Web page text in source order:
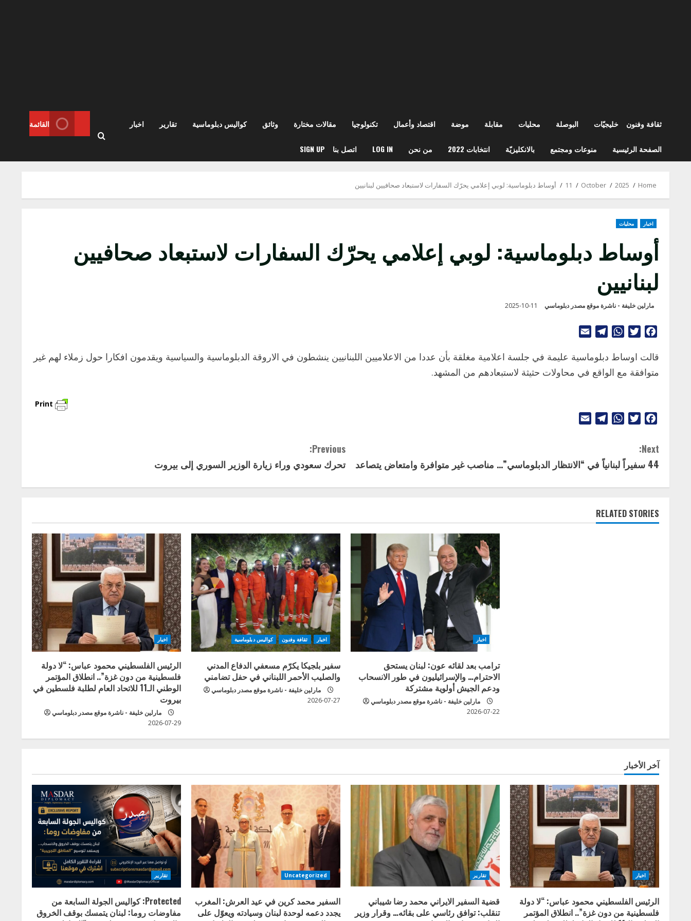
ثقافة وفنون خليجيّات البوصلة محليات مقابلة موضة اقتصاد وأعمال تكنولوجيا مقالات مختارة وثائق كواليس دبلوماسية تقارير اخبار
الصفحة الرئيسية منوعات ومجتمع بالانكليزيّة انتخابات 2022 من نحن LOG IN اتصل بنا SIGN UP
القائمة
Home
2025
October
11 أوساط دبلوماسية: لوبي إعلامي يحرّك السفارات لاستبعاد صحافيين لبنانيين
اخبار محليات
أوساط دبلوماسية: لوبي إعلامي يحرّك السفارات لاستبعاد صحافيين
لبنانيين
مارلين خليفة - ناشرة موقع مصدر دبلوماسي 2025-10-11
Facebook
Twitter
WhatsApp
Telegram
قالت اوساط دبلوماسية عليمة في جلسة اعلامية مغلقة بأن عددا من الاعلاميين اللبنانيين ينشطون في الاروقة الدبلوماسية والسياسية ويقدمون افكارا حول زملاء لهم غير
متوافقة مع الواقع في محاولات حثيثة لاستبعادهم من المشهد.
Facebook
Twitter
WhatsApp
Telegram
C
o
n
t
Previous:
تحرك سعودي وراء زيارة الوزير السوري إلى بيروت
Next:
44 سفيراً لبنانياً في “الانتظار الدبلوماسي”… مناصب غير متوافرة وامتعاض يتصاعد
RELATED STORIES
اخبار
الرئيس الفلسطيني محمود عباس: “لا دولة
فلسطينية من دون غزة”.. انطلاق المؤتمر
الوطني الـ11 للاتحاد العام لطلبة فلسطين في
بيروت
مارلين خليفة - ناشرة موقع مصدر دبلوماسي
2026-07-29
اخبار ثقافة وفنون كواليس دبلوماسية
سفير بلجيكا يكرّم مسعفي الدفاع المدني
والصليب الأحمر اللبناني في حفل تضامني
مارلين خليفة - ناشرة موقع مصدر دبلوماسي
2026-07-27
اخبار
ترامب بعد لقائه عون: لبنان يستحق
الاحترام… والإسرائيليون في طور الانسحاب
ودعم الجيش أولوية مشتركة
مارلين خليفة - ناشرة موقع مصدر دبلوماسي
2026-07-22
آخر الأخبار
تقارير
Protected: كواليس الجولة السابعة من
مفاوضات روما: لبنان يتمسك بوقف الخروق
Uncategorized
السفير محمد كرين في عيد العرش: المغرب
يجدد دعمه لوحدة لبنان وسيادته ويعوّل على
تقارير
قضية السفير الايراني محمد رضا شيباني
تنقلب: توافق رئاسي على بقائه… وقرار وزير
اخبار
الرئيس الفلسطيني محمود عباس: “لا دولة
فلسطينية من دون غزة”.. انطلاق المؤتمر